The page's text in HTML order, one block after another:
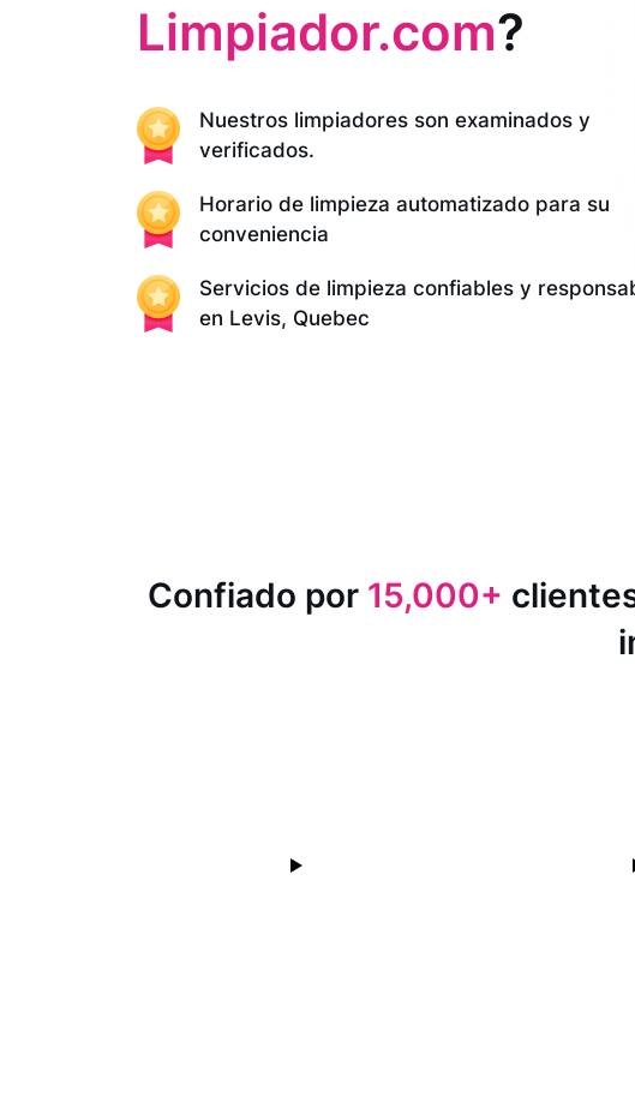
Limpiador.com?
Nuestros limpiadores son examinados y
verificados.
Horario de limpieza automatizado para su
conveniencia
Servicios de limpieza confiables y
en Levis, Quebec
Confiado por 15,000+